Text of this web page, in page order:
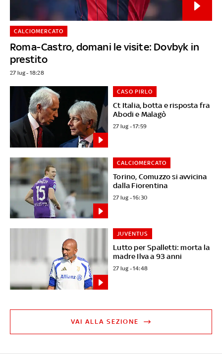
Roma-Castro, domani le visite: Dovbyk in
prestito
CALCIOMERCATO
27 lug - 18:28
Ct Italia, botta e risposta fra
Abodi e Malagò
CASO PIRLO
27 lug - 17:59
Torino, Comuzzo si avvicina
dalla Fiorentina
CALCIOMERCATO
27 lug - 16:30
Lutto per Spalletti: morta la
madre Ilva a 93 anni
JUVENTUS
27 lug - 14:48
VAI ALLA SEZIONE